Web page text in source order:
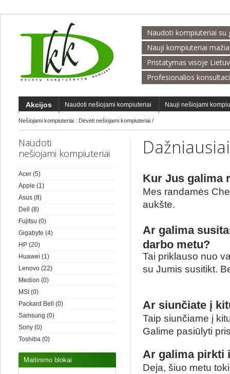
Naudoti kompiuteriai su
Nauji kompiuteriai
Pristatymas visoje
Profesionalios
Akcijos Naudoti nešiojami kompiuteriai Nauji nešiojami
Nešiojami kompiuteriai : Dėvėti nešiojami kompiuteriai /
Naudoti
nešiojami kompiuteriai
Acer (5)
Apple (1)
Asus (8)
Dell
(8)
Fujitsu (0)
Gigabyte (4)
HP (20)
Huawei (1)
Lenovo (22)
Medion (0)
MSI (0)
Packard Bell
(0)
Samsung (0)
Sony (0)
Toshiba (0)
Maitinimo blokai
Kur Jus galima
Mes randamės
aukšte.
Ar galima
darbo metu?
Tai priklauso nuo
su Jumis susitikt.
Ar siunčiate į
Taip siunčiame į
Galime pasiūlyti
Ar galima pirkti
Deja, šiuo metu